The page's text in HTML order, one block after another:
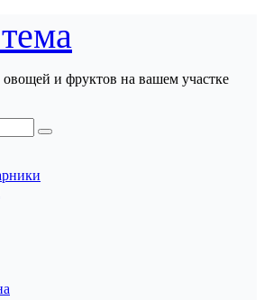
и фруктов на вашем участке